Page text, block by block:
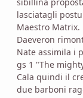
lasciatagli
Maestro Matrix.
Daeveron
Nate assimila i
gs 1 "The
Cala quindi il
due barboni